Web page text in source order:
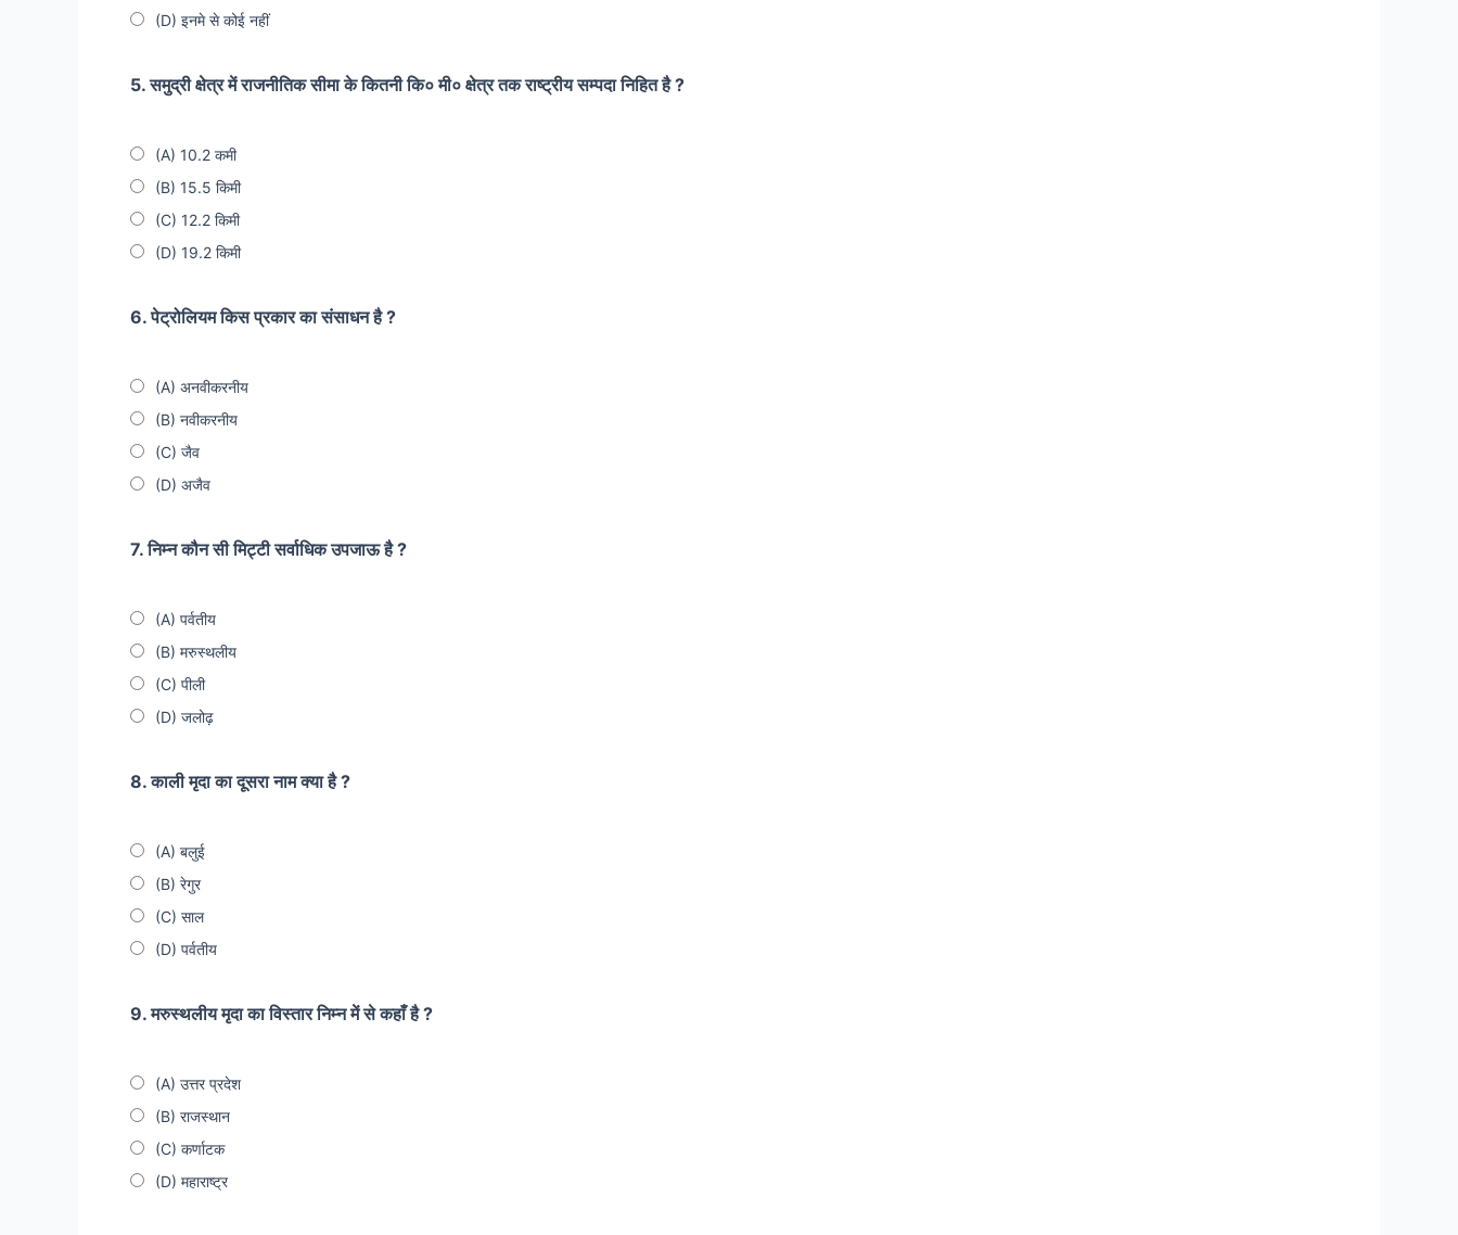
(D) इनमे से कोई नहीं
5. समुद्री क्षेत्र में राजनीतिक सीमा के कितनी कि० मी० क्षेत्र तक राष्ट्रीय सम्पदा निहित है ?
(A) 10.2 कमी
(B) 15.5 किमी
(C) 12.2 किमी
(D) 19.2 किमी
6. पेट्रोलियम किस प्रकार का संसाधन है ?
(A) अनवीकरनीय
(B) नवीकरनीय
(C) जैव
(D) अजैव
7. निम्न कौन सी मिट्टी सर्वाधिक उपजाऊ है ?
(A) पर्वतीय
(B) मरुस्थलीय
(C) पीली
(D) जलोढ़
8. काली मृदा का दूसरा नाम क्या है ?
(A) बलुई
(B) रेगुर
(C) साल
(D) पर्वतीय
9. मरुस्थलीय मृदा का विस्तार निम्न में से कहाँ है ?
(A) उत्तर प्रदेश
(B) राजस्थान
(C) कर्णाटक
(D) महाराष्ट्र